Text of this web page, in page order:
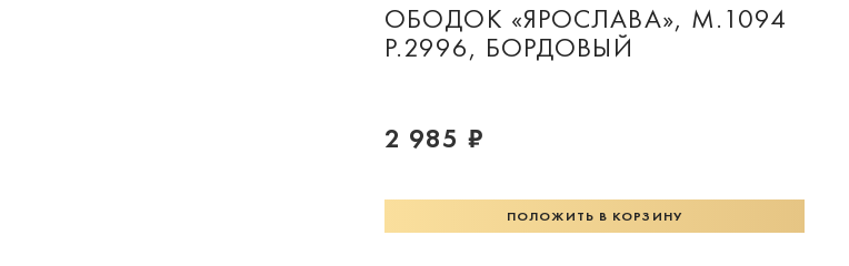
ОБОДОК «ЯРОСЛАВА», М.1094
Р.2996, БОРДОВЫЙ
2 985 ₽
ПОЛОЖИТЬ В КОРЗИНУ